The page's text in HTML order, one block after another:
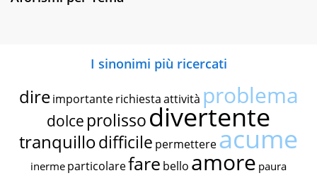
I sinonimi più ricercati
dire importante richiestaattività problema
dolce prolissodivertente
tranquillodifficile permettereacume
inerme particolarefare bello amore paura